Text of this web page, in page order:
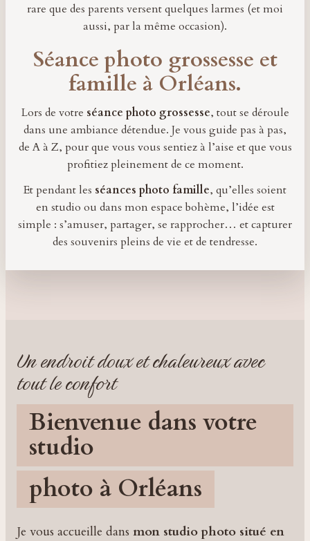
rare que des parents versent quelques larmes (et moi
aussi, par la même occasion).
Séance photo grossesse et
famille à Orléans.
Lors de votre séance photo grossesse, tout se déroule
dans une ambiance détendue. Je vous guide pas à pas,
de A à Z, pour que vous vous sentiez à l’aise et que vous
profitiez pleinement de ce moment.
Et pendant les séances photo famille, qu’elles soient
en studio ou dans mon espace bohème, l’idée est
simple : s’amuser, partager, se rapprocher… et capturer
des souvenirs pleins de vie et de tendresse.
Un endroit doux et chaleureux avec
tout le confort
Bienvenue dans votre
studio
photo à Orléans
Je vous accueille dans mon studio photo situé en